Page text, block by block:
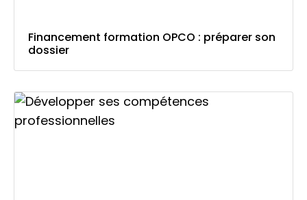
Financement formation OPCO : préparer son
dossier